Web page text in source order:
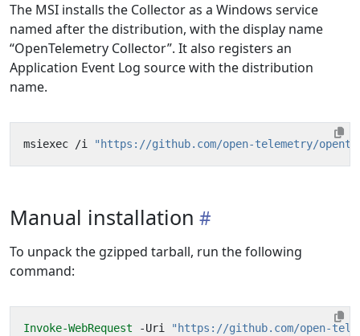
The MSI installs the Collector as a Windows service
named after the distribution, with the display name
“OpenTelemetry Collector”. It also registers an
Application Event Log source with the distribution
name.
msiexec /i "https://github.com/open-telemetry/
Manual installation
To unpack the gzipped tarball, run the following
command:
Invoke-WebRequest -Uri
"https://github.com/open-